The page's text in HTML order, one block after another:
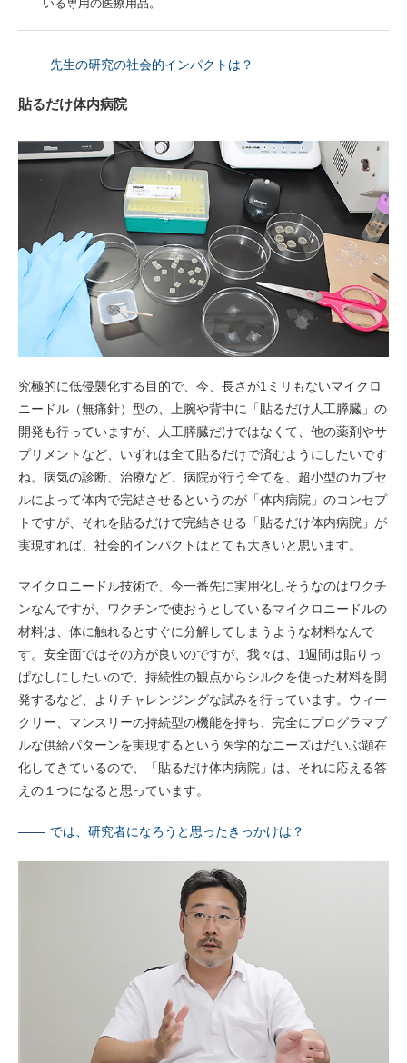
いる専用の医療用品。
先生の研究の社会的インパクトは？
貼るだけ体内病院
究極的に低侵襲化する目的で、今、長さが1ミリもないマイクロ
ニードル（無痛針）型の、上腕や背中に「貼るだけ人工膵臓」の
開発も行っていますが、人工膵臓だけではなくて、他の薬剤やサ
プリメントなど、いずれは全て貼るだけで済むようにしたいです
ね。病気の診断、治療など、病院が行う全てを、超小型のカプセ
ルによって体内で完結させるというのが「体内病院」のコンセプ
トですが、それを貼るだけで完結させる「貼るだけ体内病院」が
実現すれば、社会的インパクトはとても大きいと思います。
マイクロニードル技術で、今一番先に実用化しそうなのはワクチ
ンなんですが、ワクチンで使おうとしているマイクロニードルの
材料は、体に触れるとすぐに分解してしまうような材料なんで
す。安全面ではその方が良いのですが、我々は、1週間は貼りっ
ぱなしにしたいので、持続性の観点からシルクを使った材料を開
発するなど、よりチャレンジングな試みを行っています。ウィー
クリー、マンスリーの持続型の機能を持ち、完全にプログラマブ
ルな供給パターンを実現するという医学的なニーズはだいぶ顕在
化してきているので、「貼るだけ体内病院」は、それに応える答
えの１つになると思っています。
では、研究者になろうと思ったきっかけは？